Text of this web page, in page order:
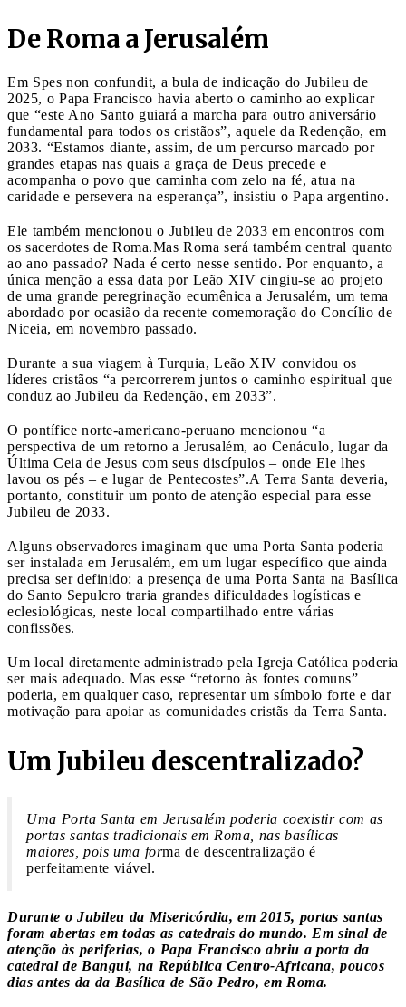
De Roma a Jerusalém
Em Spes non confundit, a bula de indicação do Jubileu de
2025, o Papa Francisco havia aberto o caminho ao explicar
que “este Ano Santo guiará a marcha para outro aniversário
fundamental para todos os cristãos”, aquele da Redenção, em
2033. “Estamos diante, assim, de um percurso marcado por
grandes etapas nas quais a graça de Deus precede e
acompanha o povo que caminha com zelo na fé, atua na
caridade e persevera na esperança”, insistiu o Papa argentino.
Ele também mencionou o Jubileu de 2033 em encontros com
os sacerdotes de Roma.Mas Roma será também central quanto
ao ano passado? Nada é certo nesse sentido. Por enquanto, a
única menção a essa data por Leão XIV cingiu-se ao projeto
de uma grande peregrinação ecumênica a Jerusalém, um tema
abordado por ocasião da recente comemoração do Concílio de
Niceia, em novembro passado.
Durante a sua viagem à Turquia, Leão XIV convidou os
líderes cristãos “a percorrerem juntos o caminho espiritual que
conduz ao Jubileu da Redenção, em 2033”.
O pontífice norte-americano-peruano mencionou “a
perspectiva de um retorno a Jerusalém, ao Cenáculo, lugar da
Última Ceia de Jesus com seus discípulos – onde Ele lhes
lavou os pés – e lugar de Pentecostes”.A Terra Santa deveria,
portanto, constituir um ponto de atenção especial para esse
Jubileu de 2033.
Alguns observadores imaginam que uma Porta Santa poderia
ser instalada em Jerusalém, em um lugar específico que ainda
precisa ser definido: a presença de uma Porta Santa na Basílica
do Santo Sepulcro traria grandes dificuldades logísticas e
eclesiológicas, neste local compartilhado entre várias
confissões.
Um local diretamente administrado pela Igreja Católica poderia
ser mais adequado. Mas esse “retorno às fontes comuns”
poderia, em qualquer caso, representar um símbolo forte e dar
motivação para apoiar as comunidades cristãs da Terra Santa.
Um Jubileu descentralizado?
Uma Porta Santa em Jerusalém poderia coexistir com as
portas santas tradicionais em Roma, nas basílicas
maiores, pois uma forma de descentralização é
perfeitamente viável.
Durante o Jubileu da Misericórdia, em 2015, portas santas
foram abertas em todas as catedrais do mundo. Em sinal de
atenção às periferias, o Papa Francisco abriu a porta da
catedral de Bangui, na República Centro-Africana, poucos
dias antes da da Basílica de São Pedro, em Roma.